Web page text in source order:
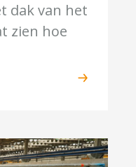
dak van het
zien hoe